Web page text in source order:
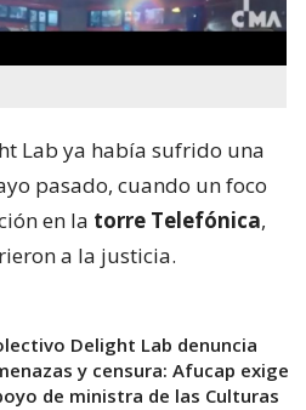
Lab ya había sufrido una
pasado, cuando un foco
en la torre Telefónica,
a la justicia.
Delight Lab denuncia
y censura: Afucap exige
de ministra de las Culturas